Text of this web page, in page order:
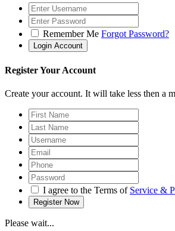
Remember Me Forgot Password?
Register Your Account
Create your account. It will take less then a
I agree to the Terms of Service &
Please wait...